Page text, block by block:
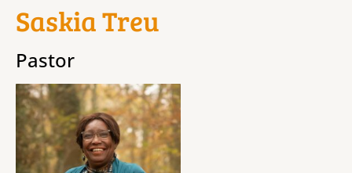
Saskia Treu
Pastor